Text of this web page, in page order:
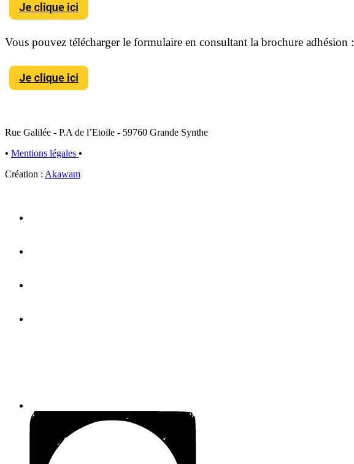
Vous pouvez télécharger le formulaire en consultant la brochure adhésion :
Rue Galilée - P.A de l’Etoile - 59760 Grande Synthe
• Mentions légales •
Création : Akawam